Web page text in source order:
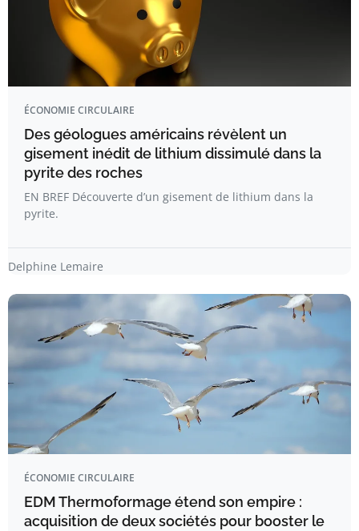
ÉCONOMIE CIRCULAIRE
Des géologues américains révèlent un
gisement inédit de lithium dissimulé dans la
pyrite des roches
EN BREF Découverte d’un gisement de lithium dans la
pyrite.
Delphine Lemaire
ÉCONOMIE CIRCULAIRE
EDM Thermoformage étend son empire :
acquisition de deux sociétés pour booster le